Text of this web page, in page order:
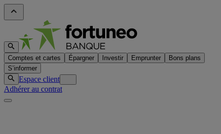
Comptes et cartes Épargner Investir Emprunter
Bons plans
S’informer
Espace client
Adhérer au contrat